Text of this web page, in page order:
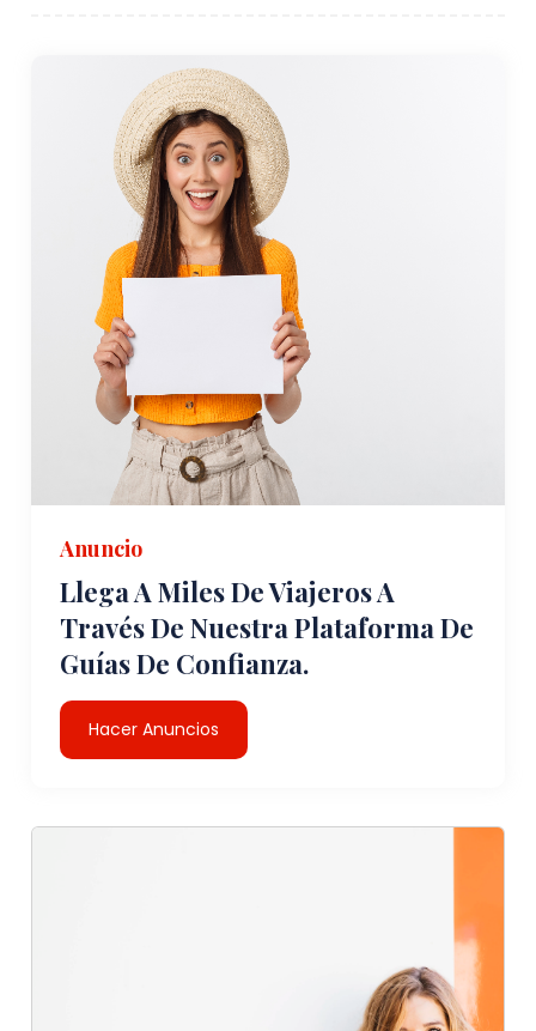
Anuncio
Llega A Miles De Viajeros A
Través De Nuestra Plataforma De
Guías De Confianza.
Hacer Anuncios